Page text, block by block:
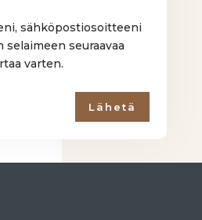
sähköpostiosoitteeni
selaimeen seuraavaa
varten.
Lähetä